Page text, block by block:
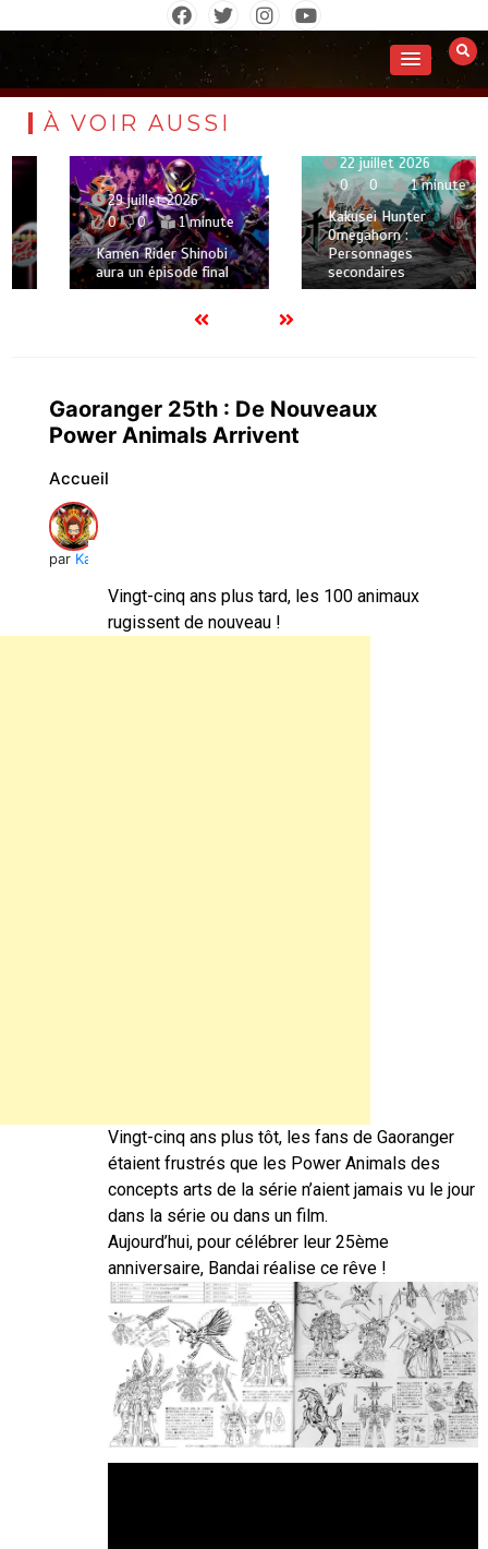
contenu
À VOIR AUSSI
29 juillet 2026
0
0 1 minute
Kamen Rider Shinobi
aura un épisode final
22 juillet 2026
0
0 1 minute
Kakusei Hunter
Omegahorn :
Personnages
secondaires
Gaoranger 25th : De Nouveaux
Power Animals Arrivent
Accueil
par Kai
Vingt-cinq ans plus tard, les 100 animaux
rugissent de nouveau !
Vingt-cinq ans plus tôt, les fans de Gaoranger
étaient frustrés que les Power Animals des
concepts arts de la série n’aient jamais vu le jour
dans la série ou dans un film.
Aujourd’hui, pour célébrer leur 25ème
anniversaire, Bandai réalise ce rêve !